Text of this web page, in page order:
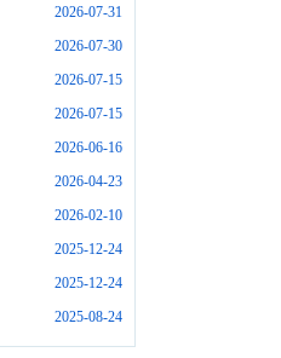
2026-07-31
2026-07-30
2026-07-15
2026-07-15
2026-06-16
2026-04-23
2026-02-10
2025-12-24
2025-12-24
2025-08-24